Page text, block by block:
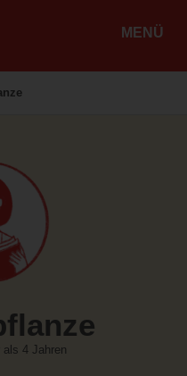
MENÜ
4 Jahren